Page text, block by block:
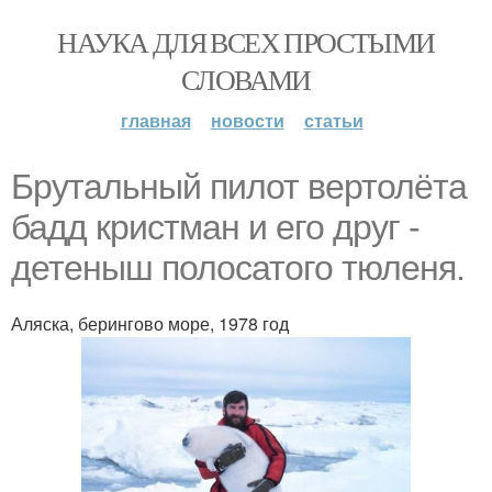
НАУКА ДЛЯ ВСЕХ ПРОСТЫМИ
СЛОВАМИ
главная новости статьи
Брутальный пилот вертолёта
бадд кристман и его друг -
детеныш полосатого тюленя.
Аляска, берингово море, 1978 год